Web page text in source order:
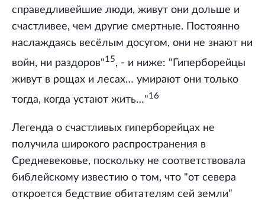
справедливейшие люди, живут они дольше и
счастливее, чем другие смертные. Постоянно
наслаждаясь весёлым досугом, они не знают ни
войн, ни раздоров"15, - и ниже: "Гиперборейцы
живут в рощах и лесах… умирают они только
тогда, когда устают жить…"16
Легенда о счастливых гиперборейцах не
получила широкого распространения в
Средневековье, поскольку не соответствовала
библейскому известию о том, что "от севера
откроется бедствие обитателям сей земли"